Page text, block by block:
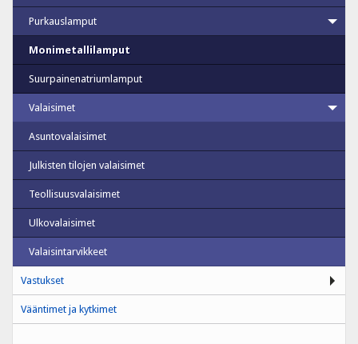
Purkauslamput
Monimetallilamput
Suurpainenatriumlamput
Valaisimet
Asuntovalaisimet
Julkisten tilojen valaisimet
Teollisuusvalaisimet
Ulkovalaisimet
Valaisintarvikkeet
Vastukset
Vääntimet ja kytkimet